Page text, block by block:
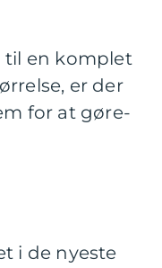
til en komplet
er der
for at gøre-
i de nyeste